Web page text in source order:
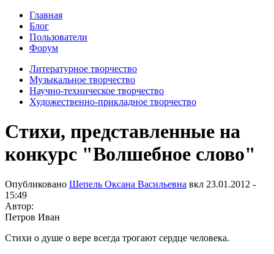
Главная
Блог
Пользователи
Форум
Литературное творчество
Музыкальное творчество
Научно-техническое творчество
Художественно-прикладное творчество
Стихи, представленные на
конкурс "Волшебное слово"
Опубликовано Шепель Оксана Васильевна вкл 23.01.2012 -
15:49
Автор:
Петров Иван
Стихи о душе о вере всегда трогают сердце человека.